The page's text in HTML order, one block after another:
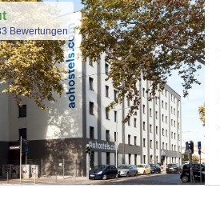
Bewertungen